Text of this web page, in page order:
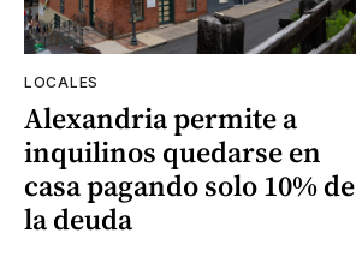
LOCALES
Alexandria permite a
inquilinos quedarse en
casa pagando solo 10% de
la deuda